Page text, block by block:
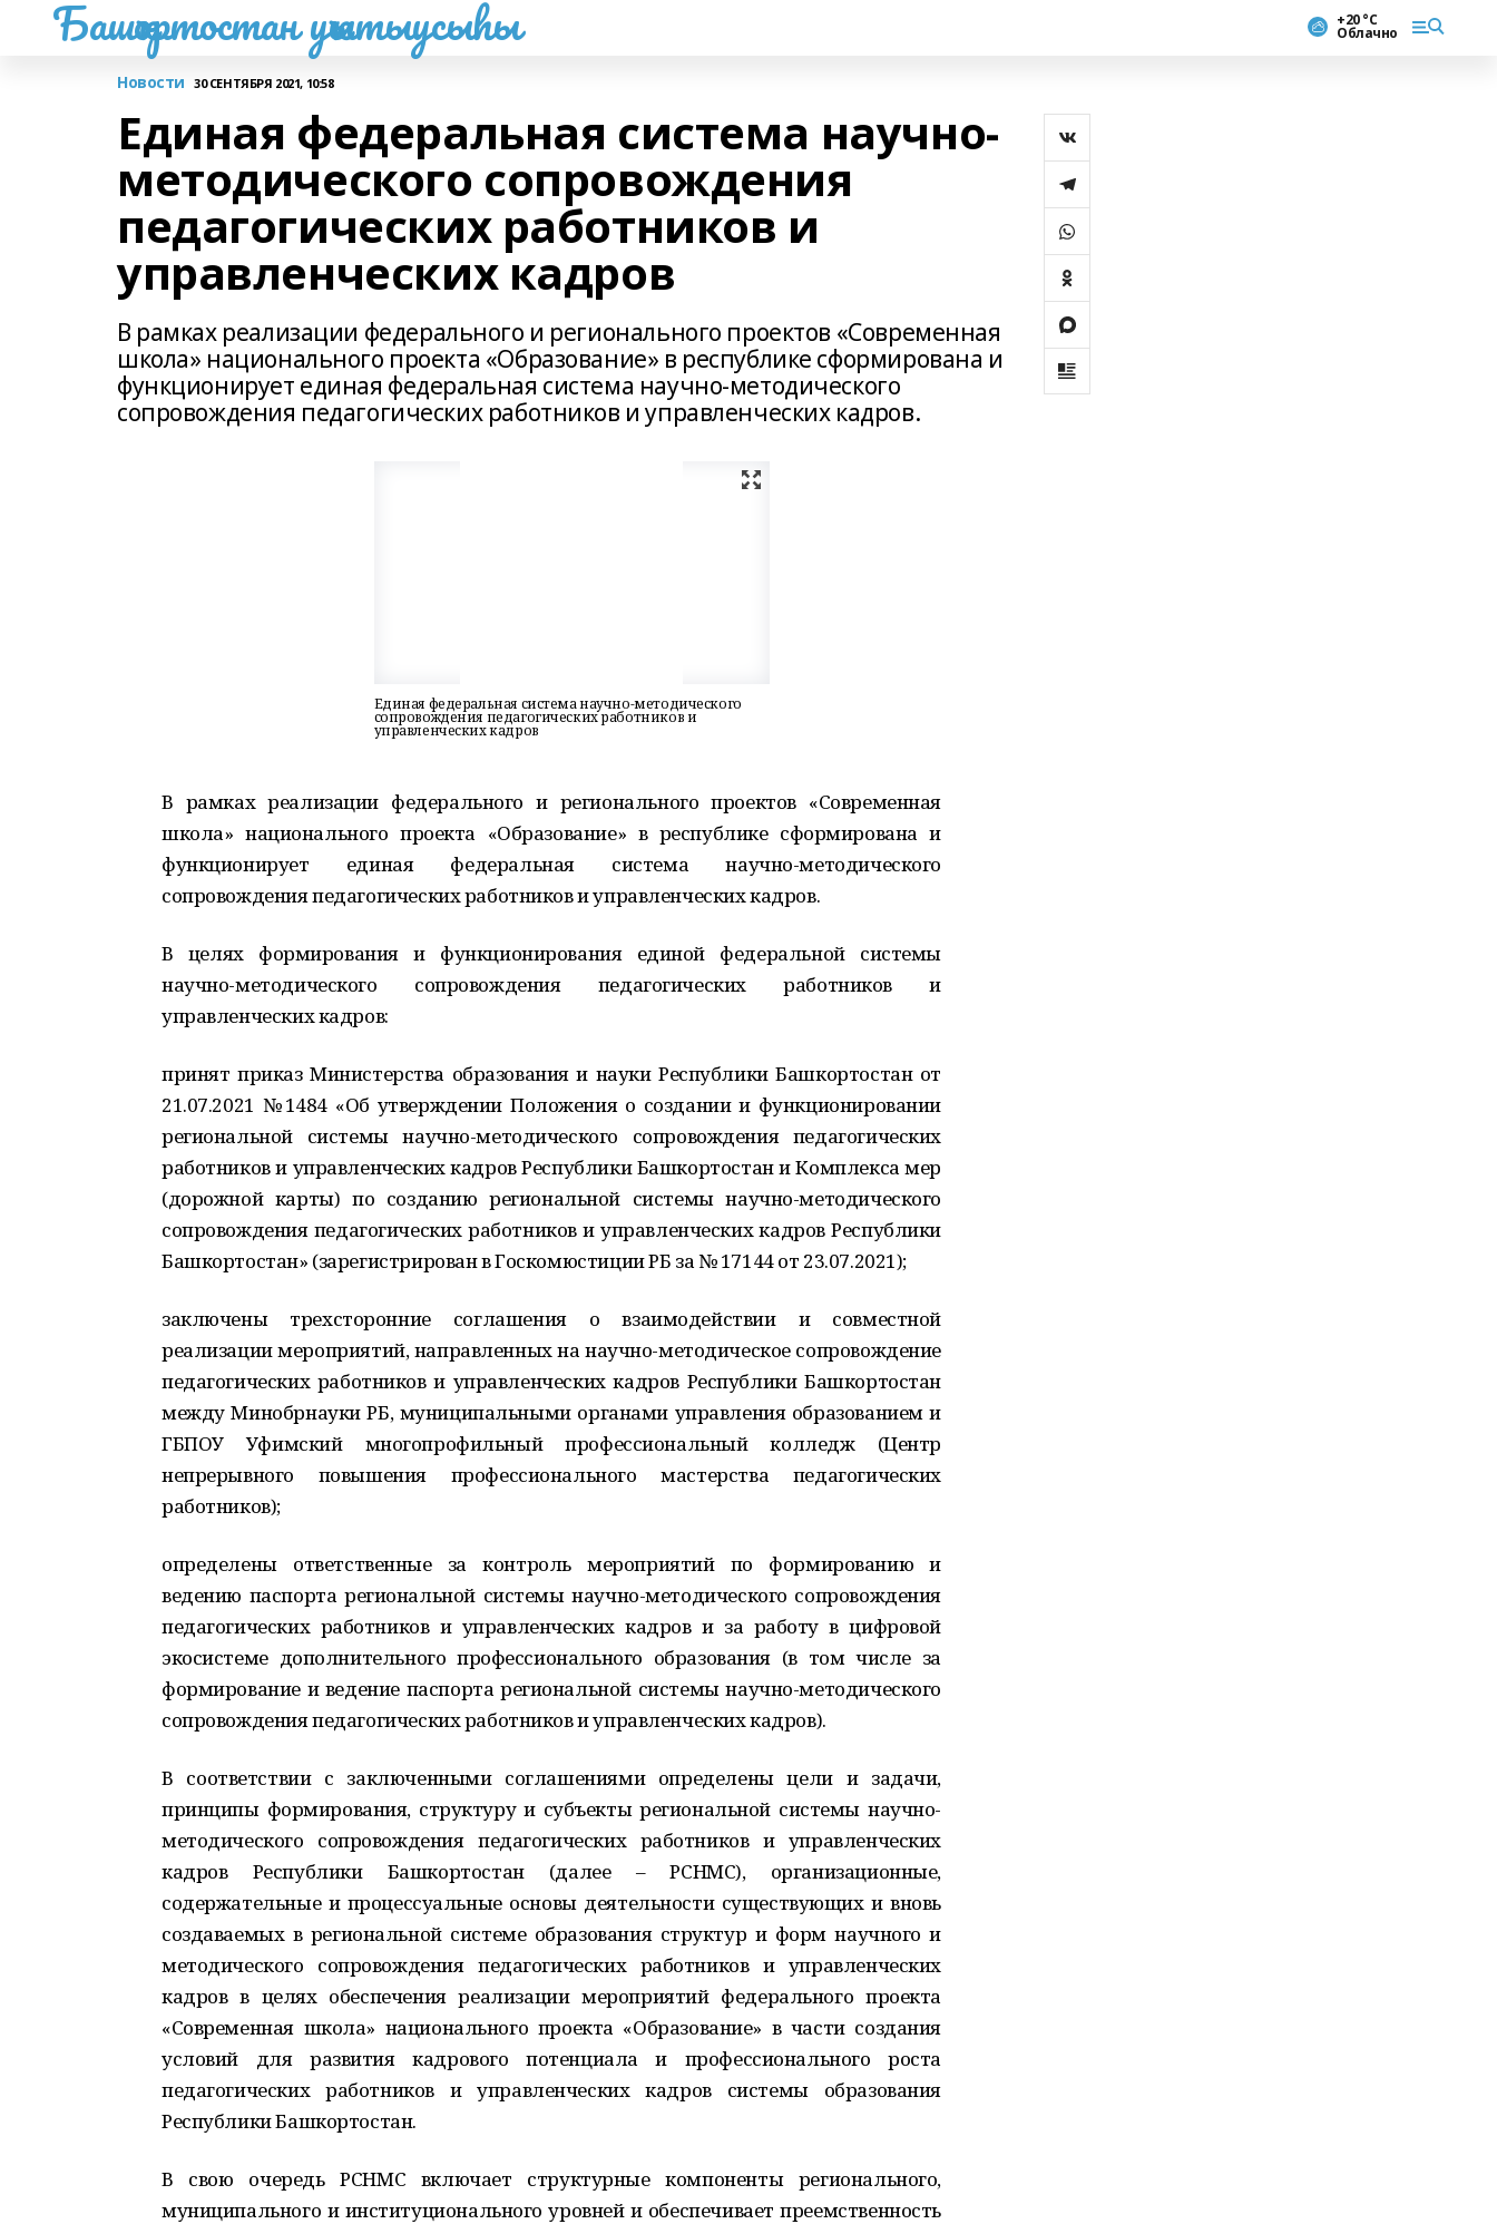
Башҡортостан уҡытыусыһы +20 °С
Облачно
Новости 30 СЕНТЯБРЯ 2021, 10:58
Единая федеральная система научно-
методического сопровождения
педагогических работников и
управленческих кадров
В рамках реализации федерального и регионального проектов «Современная
школа» национального проекта «Образование» в республике сформирована и
функционирует единая федеральная система научно-методического
сопровождения педагогических работников и управленческих кадров.
Единая федеральная система научно-методического
сопровождения педагогических работников и
управленческих кадров
В рамках реализации федерального и регионального проектов «Современная
школа» национального проекта «Образование» в республике сформирована и
функционирует единая федеральная система научно-методического
сопровождения педагогических работников и управленческих кадров.
В целях формирования и функционирования единой федеральной системы
научно-методического сопровождения педагогических работников и
управленческих кадров:
принят приказ Министерства образования и науки Республики Башкортостан от
21.07.2021 №1484 «Об утверждении Положения о создании и функционировании
региональной системы научно-методического сопровождения педагогических
работников и управленческих кадров Республики Башкортостан и Комплекса мер
(дорожной карты) по созданию региональной системы научно-методического
сопровождения педагогических работников и управленческих кадров Республики
Башкортостан» (зарегистрирован в Госкомюстиции РБ за № 17144 от 23.07.2021);
заключены трехсторонние соглашения о взаимодействии и совместной
реализации мероприятий, направленных на научно-методическое сопровождение
педагогических работников и управленческих кадров Республики Башкортостан
между Минобрнауки РБ, муниципальными органами управления образованием и
ГБПОУ Уфимский многопрофильный профессиональный колледж (Центр
непрерывного повышения профессионального мастерства педагогических
работников);
определены ответственные за контроль мероприятий по формированию и
ведению паспорта региональной системы научно-методического сопровождения
педагогических работников и управленческих кадров и за работу в цифровой
экосистеме дополнительного профессионального образования (в том числе за
формирование и ведение паспорта региональной системы научно-методического
сопровождения педагогических работников и управленческих кадров).
В соответствии с заключенными соглашениями определены цели и задачи,
принципы формирования, структуру и субъекты региональной системы научно-
методического сопровождения педагогических работников и управленческих
кадров Республики Башкортостан (далее – РСНМС), организационные,
содержательные и процессуальные основы деятельности существующих и вновь
создаваемых в региональной системе образования структур и форм научного и
методического сопровождения педагогических работников и управленческих
кадров в целях обеспечения реализации мероприятий федерального проекта
«Современная школа» национального проекта «Образование» в части создания
условий для развития кадрового потенциала и профессионального роста
педагогических работников и управленческих кадров системы образования
Республики Башкортостан.
В свою очередь РСНМС включает структурные компоненты регионального,
муниципального и институционального уровней и обеспечивает преемственность